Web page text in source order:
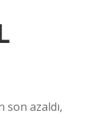
son azaldı,